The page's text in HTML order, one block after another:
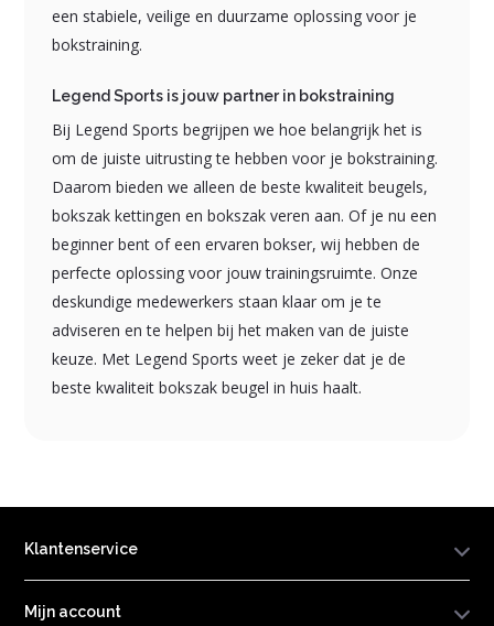
een stabiele, veilige en duurzame oplossing voor je
bokstraining.
Legend Sports is jouw partner in bokstraining
Bij Legend Sports begrijpen we hoe belangrijk het is
om de juiste uitrusting te hebben voor je bokstraining.
Daarom bieden we alleen de beste kwaliteit beugels,
bokszak kettingen en bokszak veren aan. Of je nu een
beginner bent of een ervaren bokser, wij hebben de
perfecte oplossing voor jouw trainingsruimte. Onze
deskundige medewerkers staan klaar om je te
adviseren en te helpen bij het maken van de juiste
keuze. Met Legend Sports weet je zeker dat je de
beste kwaliteit bokszak beugel in huis haalt.
Klantenservice
Mijn account